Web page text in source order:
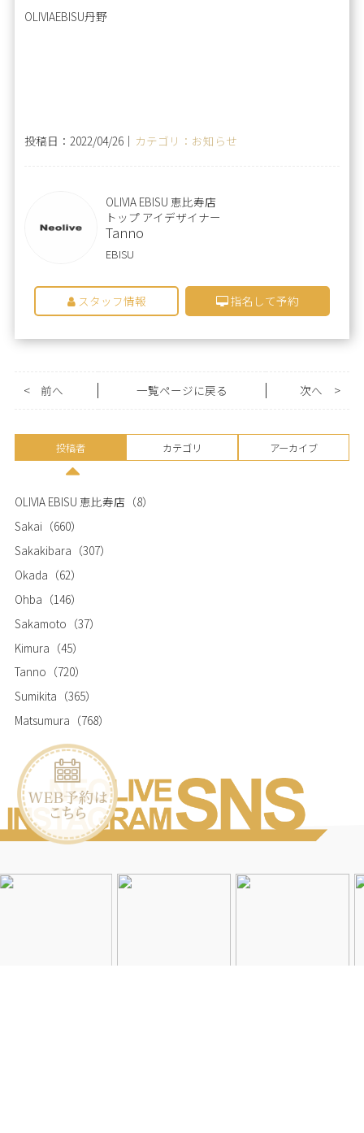
OLIVIAEBISU丹野
投稿日：2022/04/26｜ カテゴリ：お知らせ
OLIVIA EBISU 恵比寿店
トップ アイデザイナー
Tanno
EBISU
スタッフ情報 指名して予約
< 前へ 一覧ページに戻る >
次へ
投稿者 カテゴリ アーカイブ
OLIVIA EBISU 恵比寿店 （8）
Sakai （660）
Sakakibara （307）
Okada （62）
Ohba （146）
Sakamoto （37）
Kimura （45）
Tanno （720）
Sumikita （365）
Matsumura （768）